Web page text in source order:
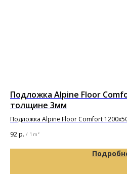
Подложка Alpine Floor
толщине 3мм
Подложка Alpine Floor Comfort
92р. / 1 m²